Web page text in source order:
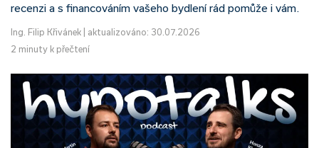
recenzi a s financováním vašeho bydlení rád pomůže i vám.
Ing. Filip Křivánek
aktualizováno: 30.07.2026
2 minuty k přečtení